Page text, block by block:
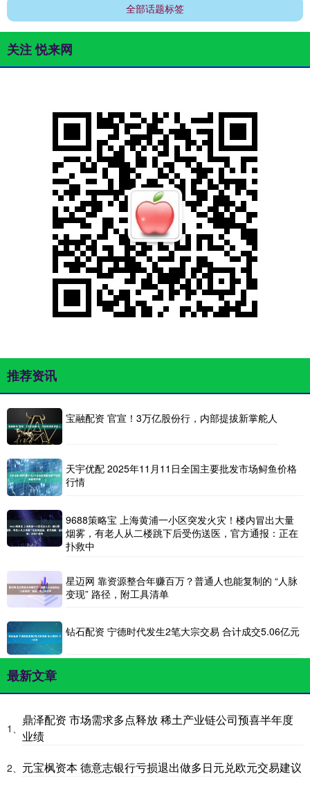
全部话题标签
关注 悦来网
推荐资讯
宝融配资 官宣！3万亿股份行，内部提拔新掌舵人
天宇优配 2025年11月11日全国主要批发市场鲟鱼价格
行情
9688策略宝 上海黄浦一小区突发火灾！楼内冒出大量
烟雾，有老人从二楼跳下后受伤送医，官方通报：正在
扑救中
星迈网 靠资源整合年赚百万？普通人也能复制的 “人脉
变现” 路径，附工具清单
钻石配资 宁德时代发生2笔大宗交易 合计成交5.06亿元
最新文章
1、
鼎泽配资 市场需求多点释放 稀土产业链公司预喜半年度
业绩
2、 元宝枫资本 德意志银行亏损退出做多日元兑欧元交易建议